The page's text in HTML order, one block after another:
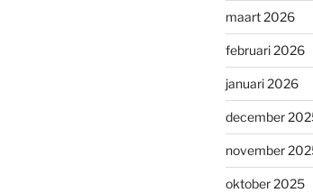
maart 2026
februari 2026
januari 2026
december
november
oktober 2025